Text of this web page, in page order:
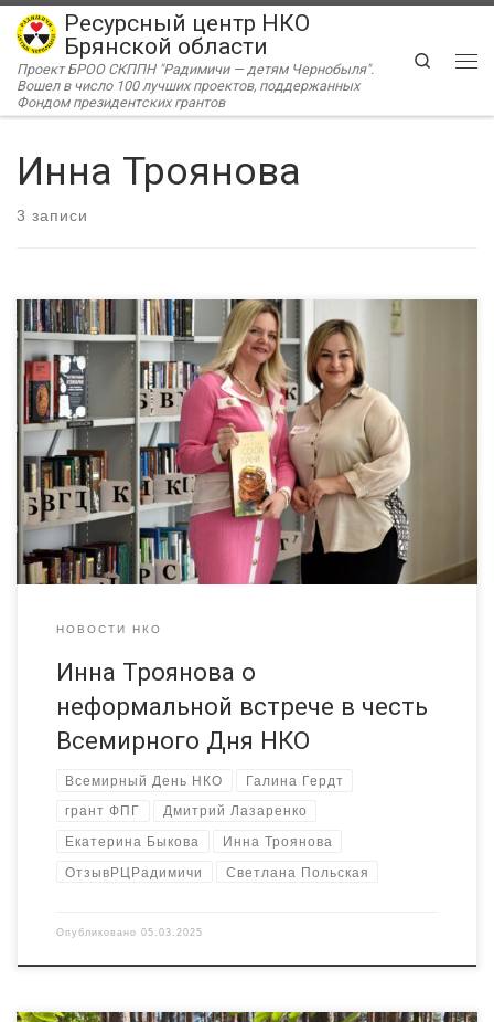
Перейти к содержимому
Ресурсный центр НКО
Брянской области
Проект БРОО СКППН "Радимичи — детям Чернобыля".
Вошел в число 100 лучших проектов, поддержанных
Фондом президентских грантов
Search
Инна Троянова
3 записи
Инна Троянова, руководитель АНО Центр социального
развития «ДЕЙСТВУЙ!», побывала на Неформальной встрече
лидеров, посвященной Всемирному Дню НКО. Эту встречу
организовал РЦ «Радимичи» в рамках проекта «Ресурсный
центр «Радимичи» — системное сотрудничество для
устойчивого развития институтов гражданского общества»
при поддержке Фонда президентских грантов. Далее
впечатления Инны от первого лица. Я считаю, […]
НОВОСТИ НКО
Инна Троянова о
неформальной встрече в честь
Всемирного Дня НКО
Всемирный День НКО Галина Гердт
грант ФПГ Дмитрий Лазаренко
Екатерина Быкова Инна Троянова
ОтзывРЦРадимичи Светлана Польская
Опубликовано 05.03.2025